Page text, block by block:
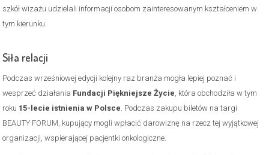
szkół wizażu udzielali informacji osobom zainteresowanym kształceniem w
tym kierunku.
Siła relacji
Podczas wrześniowej edycji kolejny raz branża mogła lepiej poznać i
wesprzeć działania Fundacji Piękniejsze Życie , która obchodziła w tym
roku 15-lecie istnienia w Polsce . Podczas zakupu biletów na targi
BEAUTY FORUM, kupujący mogli wpłacić darowiznę na rzecz tej wyjątkowej
organizacji, wspierającej pacjentki onkologiczne.